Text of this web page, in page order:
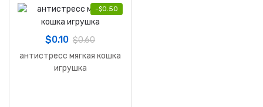
-$0.50
$0.10 $0.60
антистресс мягкая кошка
игрушка